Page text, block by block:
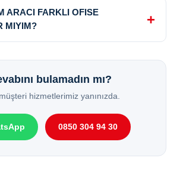
ARACI FARKLI OFISE
MIYIM?
bulamadın mı?
hizmetlerimiz yanınızda.
0850 304 94 30